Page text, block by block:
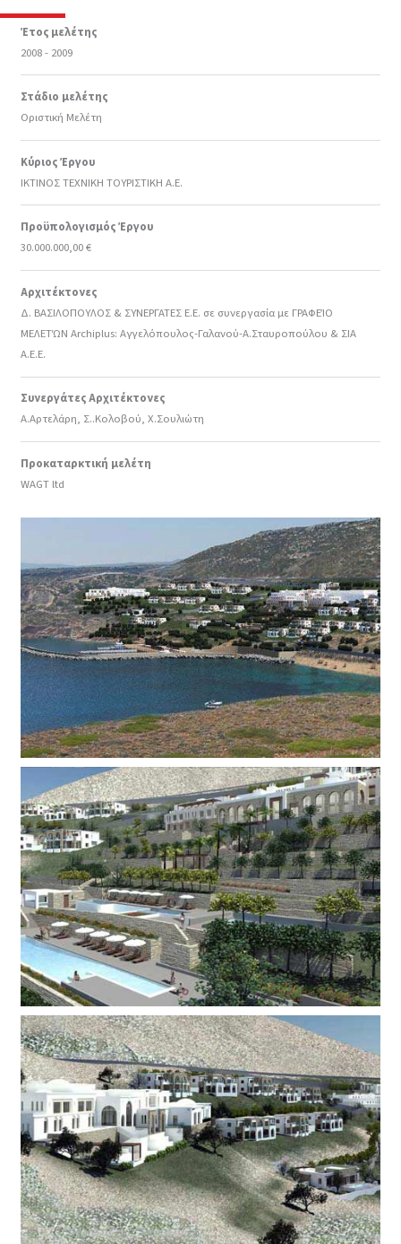
Έτος μελέτης
2008 - 2009
Στάδιο μελέτης
Οριστική Μελέτη
Κύριος Έργου
ΙΚΤΙΝΟΣ ΤΕΧΝΙΚΗ ΤΟΥΡΙΣΤΙΚΗ Α.Ε.
Προϋπολογισμός Έργου
30.000.000,00 €
Αρχιτέκτονες
Δ. ΒΑΣΙΛΟΠΟΥΛΟΣ & ΣΥΝΕΡΓΑΤΕΣ Ε.Ε. σε συνεργασία με ΓΡΑΦΕΊΟ
ΜΕΛΕΤΏΝ Archiplus: Αγγελόπουλος-Γαλανού-Α.Σταυροπούλου & ΣΙΑ
Α.Ε.Ε.
Συνεργάτες Αρχιτέκτονες
Α.Αρτελάρη, Σ..Κολοβού, X.Σουλιώτη
Προκαταρκτική μελέτη
WAGT ltd